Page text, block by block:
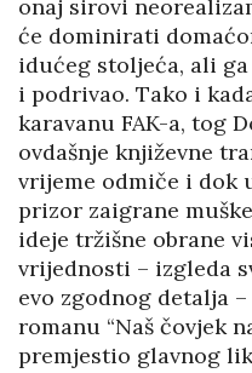
onaj sirovi
će dominirati
idućeg stoljeća, ali
i podrivao. Tako i
karavanu FAK-a, tog
ovdašnje književne
vrijeme odmiče i dok
prizor zaigrane
ideje tržišne obrane
vrijednosti – izgleda
evo zgodnog detalja
romanu “Naš čovjek
premjestio glavnog